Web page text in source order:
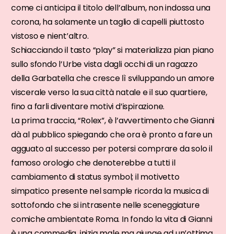
come ci anticipa il titolo dell’album, non indossa una
corona, ha solamente un taglio di capelli piuttosto
vistoso e nient’altro.
Schiacciando il tasto “play” si materializza pian piano
sullo sfondo l’Urbe vista dagli occhi di un ragazzo
della Garbatella che cresce lì sviluppando un amore
viscerale verso la sua città natale e il suo quartiere,
fino a farli diventare motivi d’ispirazione.
La prima traccia, “Rolex”, è l’avvertimento che Gianni
dà al pubblico spiegando che ora è pronto a fare un
agguato al successo per potersi comprare da solo il
famoso orologio che denoterebbe a tutti il
cambiamento di status symbol; il motivetto
simpatico presente nel sample ricorda la musica di
sottofondo che si intrasente nelle sceneggiature
comiche ambientate Roma. In fondo la vita di Gianni